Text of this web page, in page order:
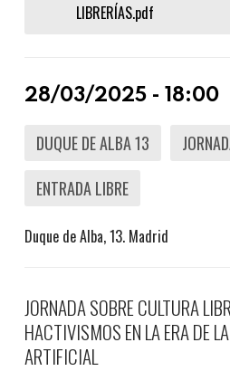
LIBRERÍAS.pdf
28/03/2025 - 18:00
DUQUE DE ALBA 13
ENTRADA LIBRE
Duque de Alba, 13. Madrid
JORNADA SOBRE CULTURA
HACTIVISMOS EN LA ERA DE
ARTIFICIAL